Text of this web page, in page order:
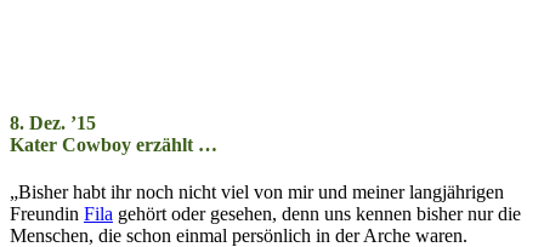
8. Dez. ’15
Kater Cowboy erzählt …
„Bisher habt ihr noch nicht viel von mir und meiner lang­jähr­igen
Freun­din Fila gehört oder ge­sehen, denn uns kennen bisher nur die
Menschen, die schon einmal per­sön­lich in der Arche waren.